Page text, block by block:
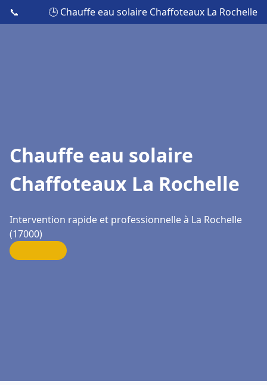
📞 🕒 Chauffe eau solaire Chaffoteaux La Rochelle
Chauffe eau solaire
Chaffoteaux La Rochelle
Intervention rapide et professionnelle à La Rochelle
(17000)